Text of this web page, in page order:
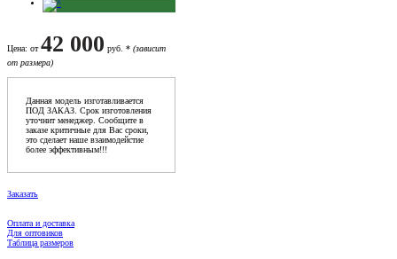
Цена: от42 000 руб. * (зависит
от размера)
Данная модель изготавливается
ПОД ЗАКАЗ. Срок изготовления
уточнит менеджер. Сообщите в
заказе критичные для Вас сроки,
это сделает наше взаимодейстие
более эффективным!!!
Заказать
Оплата и доставка
Для оптовиков
Таблица размеров